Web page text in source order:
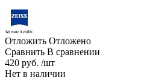
Отложить Отложено
Сравнить В сравнении
420 руб. /шт
Нет в наличии